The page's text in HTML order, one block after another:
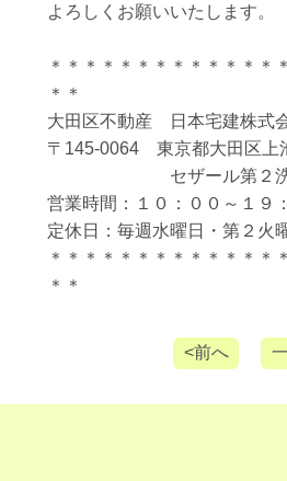
よろしくお願いいたしま
＊＊＊＊＊＊＊＊＊＊＊＊＊
＊＊
大田区不動産 日本宅建株式
〒145-0064 東京都大田区上
セザール第２洗足
営業時間：１０：００～１９
定休日：毎週水曜日・第２
＊＊＊＊＊＊＊＊＊＊＊＊＊
＊＊
<前へ